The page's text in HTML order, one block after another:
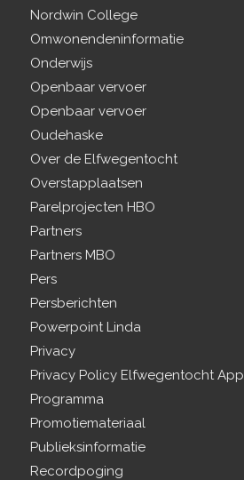
Nordwin College
Omwonendeninformatie
Onderwijs
Openbaar vervoer
Openbaar vervoer
Oudehaske
Over de Elfwegentocht
Overstapplaatsen
Parelprojecten HBO
Partners
Partners MBO
Pers
Persberichten
Powerpoint Linda
Privacy
Privacy Policy Elfwegentocht App
Programma
Promotiemateriaal
Publieksinformatie
Recordpoging